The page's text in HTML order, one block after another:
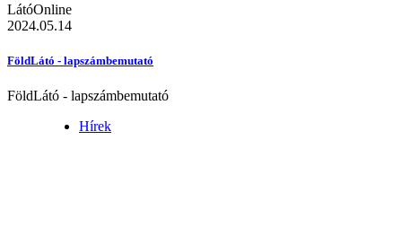
LátóOnline
2024.05.14
FöldLátó - lapszámbemutató
FöldLátó - lapszámbemutató
Hírek